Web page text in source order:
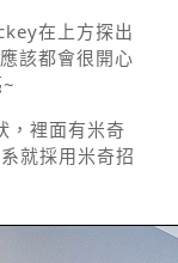
在上方探出
該都會很開心
，裡面有米奇
就採用米奇招